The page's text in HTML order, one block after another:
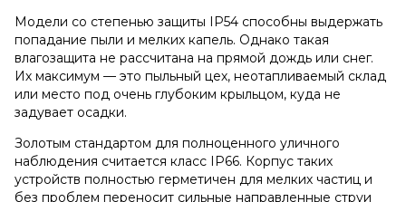
Модели со степенью защиты IP54 способны выдержать
попадание пыли и мелких капель. Однако такая
влагозащита не рассчитана на прямой дождь или снег.
Их максимум — это пыльный цех, неотапливаемый склад
или место под очень глубоким крыльцом, куда не
задувает осадки.
Золотым стандартом для полноценного уличного
наблюдения считается класс IP66. Корпус таких
устройств полностью герметичен для мелких частиц и
без проблем переносит сильные направленные струи